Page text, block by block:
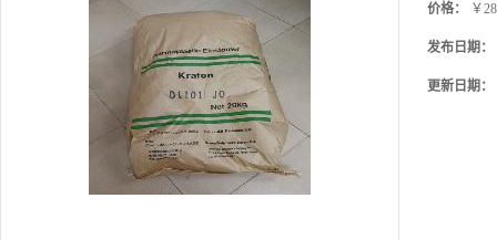
价格： ￥
发布日期：
更新日期：